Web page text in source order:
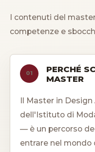
I contenuti del
competenze e
01
PERCHÉ
MASTER
Il Master in
dell'Istituto di
— è un percorso
entrare nel mondo